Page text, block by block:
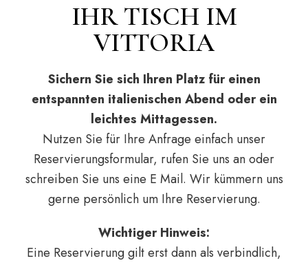
IHR TISCH IM
VITTORIA
Sichern Sie sich Ihren Platz für einen
entspannten italienischen Abend oder ein
leichtes Mittagessen.
Nutzen Sie für Ihre Anfrage einfach unser
Reservierungsformular, rufen Sie uns an oder
schreiben Sie uns eine E Mail. Wir kümmern uns
gerne persönlich um Ihre Reservierung.
Wichtiger Hinweis:
Eine Reservierung gilt erst dann als verbindlich,